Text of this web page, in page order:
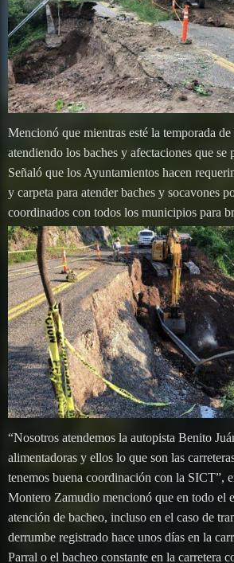
Mencionó que mientras esté la temporada
atendiendo los baches y afectaciones que se
Señaló que los Ayuntamientos hacen
y carpeta para atender baches y socavones
coordinados con todos los municipios para
“Nosotros atendemos la autopista Benito
alimentadoras y ellos lo que son las
tenemos buena coordinación con la SICT”,
Montero Zamudio mencionó que en todo el
atención de bacheo, incluso en el caso de
derrumbe registrado hace unos días en la
Parral o el bacheo constante en la carretera